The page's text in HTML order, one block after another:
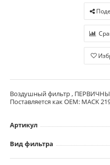
Воздушный фильтр ,
Поставляется как OEM: MACK
Артикул
Вид фильтра